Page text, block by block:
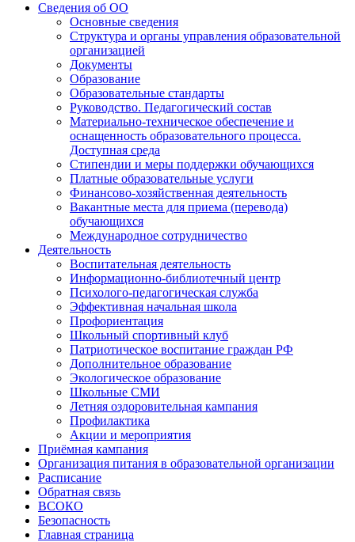
Сведения об ОО
Основные сведения
Структура и органы управления образовательной
организацией
Документы
Образование
Образовательные стандарты
Руководство. Педагогический состав
Материально-техническое обеспечение и
оснащенность образовательного процесса.
Доступная среда
Стипендии и меры поддержки обучающихся
Платные образовательные услуги
Финансово-хозяйственная деятельность
Вакантные места для приема (перевода)
обучающихся
Международное сотрудничество
Деятельность
Воспитательная деятельность
Информационно-библиотечный центр
Психолого-педагогическая служба
Эффективная начальная школа
Профориентация
Школьный спортивный клуб
Патриотическое воспитание граждан РФ
Дополнительное образование
Экологическое образование
Школьные СМИ
Летняя оздоровительная кампания
Профилактика
Акции и мероприятия
Приёмная кампания
Организация питания в образовательной организации
Расписание
Обратная связь
ВСОКО
Безопасность
Главная страница